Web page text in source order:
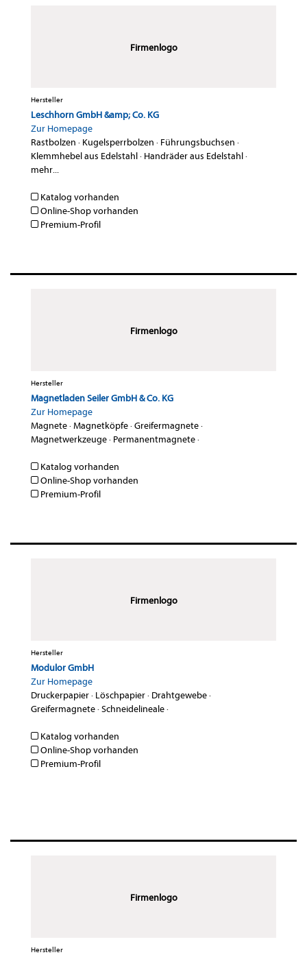
Firmenlogo
Hersteller
Leschhorn GmbH &amp; Co. KG
Zur Homepage
Rastbolzen · Kugelsperrbolzen · Führungsbuchsen ·
Klemmhebel aus Edelstahl· Handräder aus Edelstahl·
mehr...
Katalog vorhanden
Online-Shop vorhanden
Premium-Profil
Firmenlogo
Hersteller
Magnetladen Seiler GmbH & Co. KG
Zur Homepage
Magnete·Magnetköpfe·Greifermagnete·
Magnetwerkzeuge· Permanentmagnete·
Katalog vorhanden
Online-Shop vorhanden
Premium-Profil
Firmenlogo
Hersteller
Modulor GmbH
Zur Homepage
Druckerpapier· Löschpapier· Drahtgewebe·
Greifermagnete·Schneidelineale·
Katalog vorhanden
Online-Shop vorhanden
Premium-Profil
Firmenlogo
Hersteller